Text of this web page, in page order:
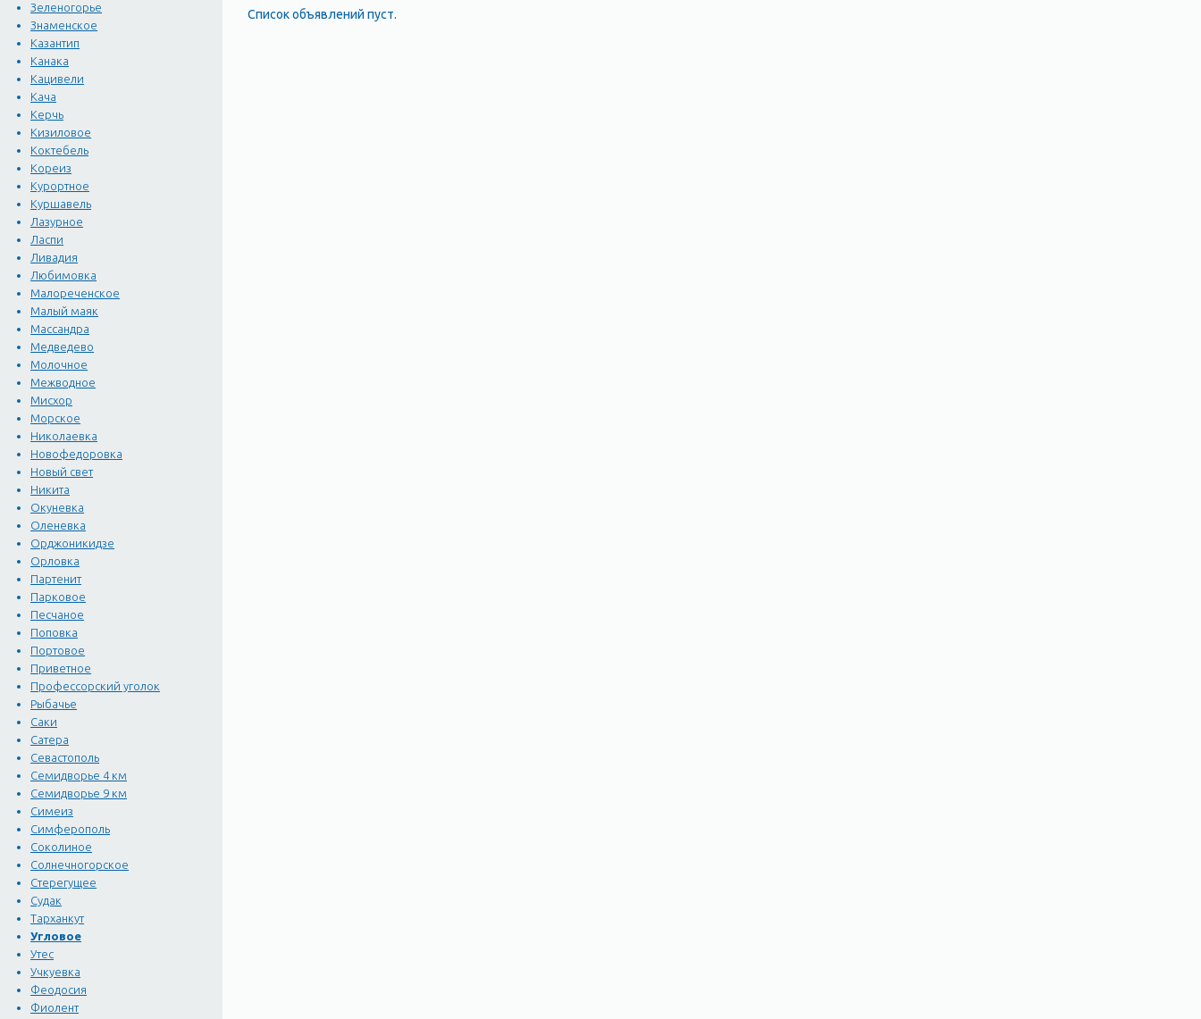
Зеленогорье
Знаменское
Казантип
Канака
Кацивели
Кача
Керчь
Кизиловое
Коктебель
Кореиз
Курортное
Куршавель
Лазурное
Ласпи
Ливадия
Любимовка
Малореченское
Малый маяк
Массандра
Медведево
Молочное
Межводное
Мисхор
Морское
Николаевка
Новофедоровка
Новый свет
Никита
Окуневка
Оленевка
Орджоникидзе
Орловка
Партенит
Парковое
Песчаное
Поповка
Портовое
Приветное
Профессорский уголок
Рыбачье
Саки
Сатера
Севастополь
Семидворье 4 км
Семидворье 9 км
Симеиз
Симферополь
Соколиное
Солнечногорское
Стерегущее
Судак
Тарханкут
Угловое
Утес
Учкуевка
Феодосия
Фиолент
Список объявлений пуст.